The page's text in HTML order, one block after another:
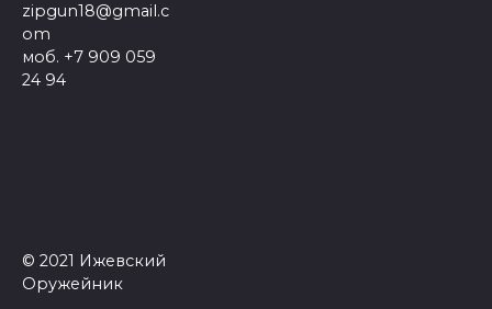
zipgun18@gmail.c
om
моб. +7 909 059
24 94
© 2021 Ижевский
Оружейник